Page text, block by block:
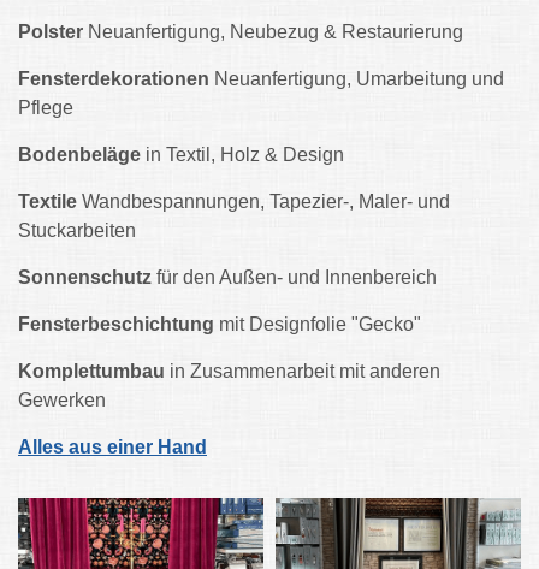
Polster Neuanfertigung, Neubezug & Restaurierung
Fensterdekorationen Neuanfertigung, Umarbeitung und
Pflege
Bodenbeläge in Textil, Holz & Design
Textile Wandbespannungen, Tapezier-, Maler- und
Stuckarbeiten
Sonnenschutz für den Außen- und Innenbereich
Fensterbeschichtung mit Designfolie "Gecko"
Komplettumbau in Zusammenarbeit mit anderen
Gewerken
Alles aus einer Hand